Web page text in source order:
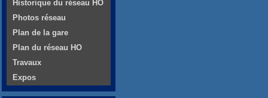
Historique du réseau HO
Photos réseau
Plan de la gare
Plan du réseau HO
Travaux
Expos